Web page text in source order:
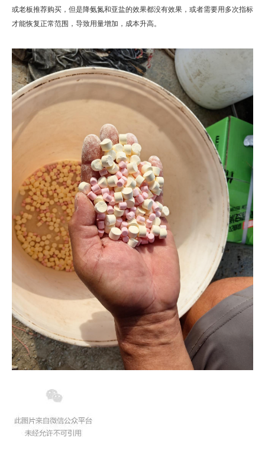
或老板推荐购买，但是降氨氮和亚盐的效果都没有效果，或者需要用多次指标
才能恢复正常范围，导致用量增加，成本升高。